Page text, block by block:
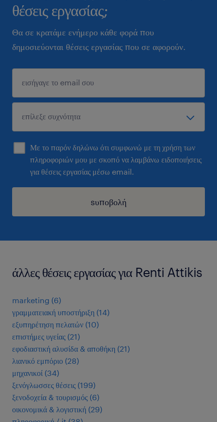
θέσεις εργασίας;
Θα σε κρατάμε ενήμερο κάθε φορά που
δημοσιεύονται θέσεις εργασίας που σε αφορούν.
Με το παρόν δηλώνω ότι συμφωνώ με τη χρήση των
πληροφοριών μου με σκοπό να λαμβάνω ειδοποιήσεις
για θέσεις εργασίας μέσω email.
sυποβολή
άλλες θέσεις εργασίας για Renti Attikis
marketing (6)
γραμματειακή υποστήριξη (14)
εξυπηρέτηση πελατών (10)
επιστήμες υγείας (21)
εφοδιαστική αλυσίδα & αποθήκη (21)
λιανικό εμπόριο (28)
μηχανικοί (34)
ξενόγλωσσες θέσεις (199)
ξενοδοχεία & τουρισμός (6)
οικονομικά & λογιστική (29)